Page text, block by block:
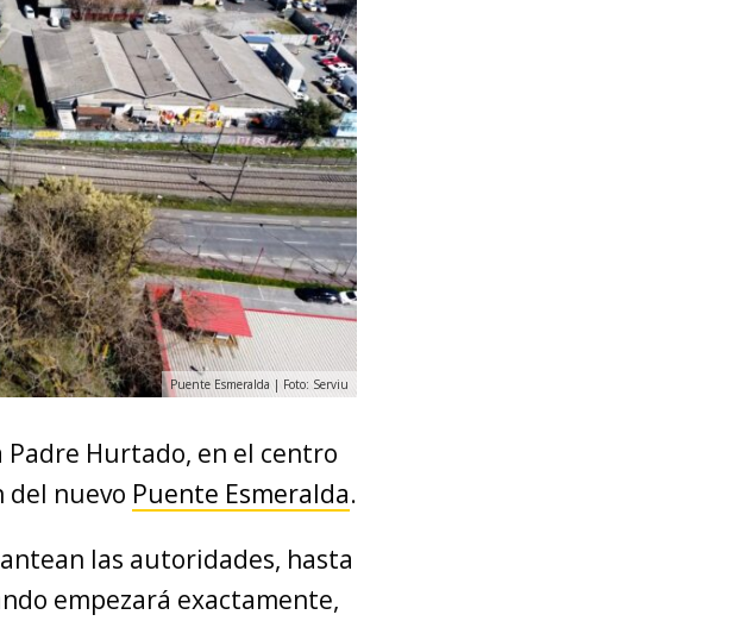
Puente Esmeralda | Foto: Serviu
Hurtado, en el centro
del nuevo Puente Esmeralda.
las autoridades, hasta
empezará exactamente,